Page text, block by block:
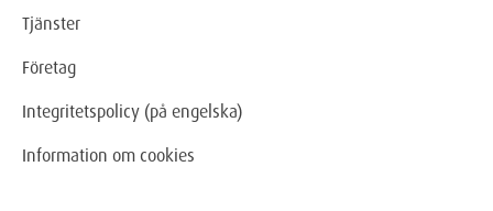
Tjänster
Företag
Integritetspolicy (på engelska)
Information om cookies